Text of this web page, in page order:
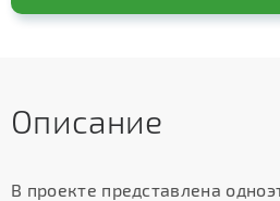
Описание
В проекте представлена